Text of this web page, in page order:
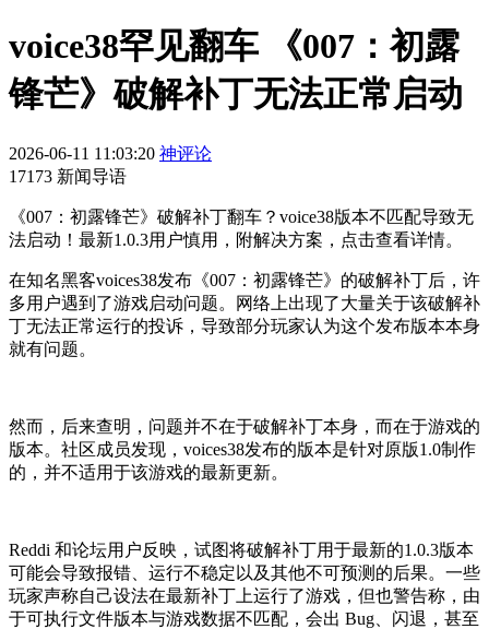
voice38罕见翻车 《007：初露
锋芒》破解补丁无法正常启动
2026-06-11 11:03:20 神评论
17173 新闻导语
《007：初露锋芒》破解补丁翻车？voice38版本不匹配导致无
法启动！最新1.0.3用户慎用，附解决方案，点击查看详情。
在知名黑客voices38发布《007：初露锋芒》的破解补丁后，许
多用户遇到了游戏启动问题。网络上出现了大量关于该破解补
丁无法正常运行的投诉，导致部分玩家认为这个发布版本本身
就有问题。
然而，后来查明，问题并不在于破解补丁本身，而在于游戏的
版本。社区成员发现，voices38发布的版本是针对原版1.0制作
的，并不适用于该游戏的最新更新。
Reddi 和论坛用户反映，试图将破解补丁用于最新的1.0.3版本
可能会导致报错、运行不稳定以及其他不可预测的后果。一些
玩家声称自己设法在最新补丁上运行了游戏，但也警告称，由
于可执行文件版本与游戏数据不匹配，会出 Bug、闪退，甚至